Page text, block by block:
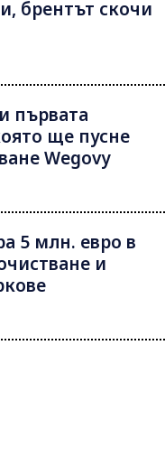
брентът скочи
първата
ще пусне
Wegovy
5 млн. евро в
и